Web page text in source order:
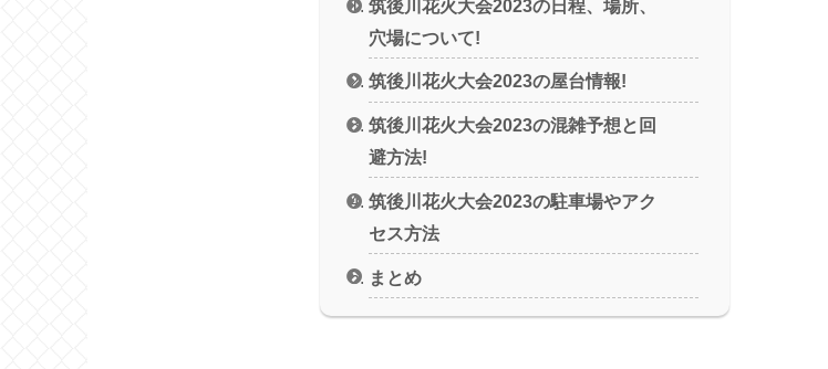
筑後川花火大会2023の日程、場所、
穴場について!
筑後川花火大会2023の屋台情報!
筑後川花火大会2023の混雑予想と回
避方法!
筑後川花火大会2023の駐車場やアク
セス方法
まとめ